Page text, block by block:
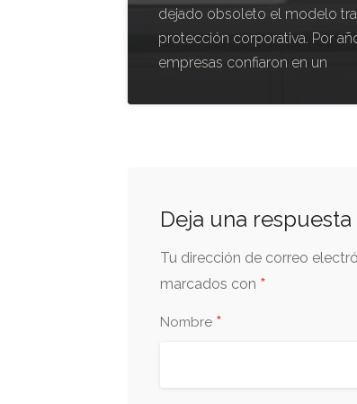
dejado obsoleto el modelo
protección corporativa. Por
empresas confiaron en un
Deja una respuesta
Tu dirección de correo
marcados con *
Nombre *